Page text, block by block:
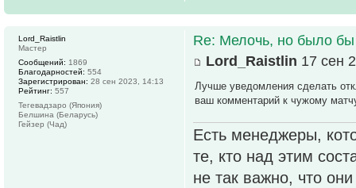
Re: Мелочь, но было бы
Lord_Raistlin 17 сен
Лучше уведомления сделать
ваш комментарий к чужому
Есть менеджеры,
те, кто над этим
не так важно, что
Lord_Raistlin
Мастер
Сообщений: 1869
Благодарностей: 554
Зарегистрирован: 28 сен 2023, 14:13
Рейтинг: 557
Тегевадзаро (Япония)
Белшина (Беларусь)
Гейзер (Чад)